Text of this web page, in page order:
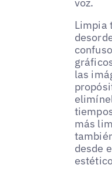
Limpia
las
más
desde